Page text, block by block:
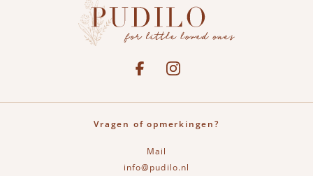
See our FacebookBekijk onze Instagram pagina
Vragen of opmerkingen?
Mail
info@pudilo.nl